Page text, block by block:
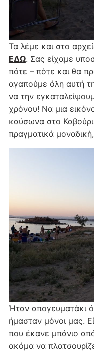
Τα λέμε και στο
ΕΔΩ. Σας είχαμε
πότε – πότε και θα
αγαπούμε όλη αυτή
να την
χρόνου! Να μια
καύσωνα στο Καβούρι
πραγματικά
Ήταν απογευματάκι
ήμασταν μόνοι μας.
που έκανε μπάνιο
ακόμα να